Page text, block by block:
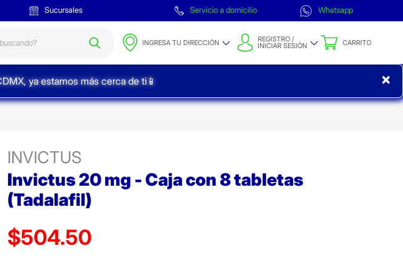
Sucursales Servicio a domicilio Whatsapp
INGRESA TU DIRECCIÓN REGISTRO /
INICIAR SESIÓN CARRITO
ya estamos más cerca de ti📱 ×
INVICTUS
Invictus 20 mg - Caja con 8 tabletas
(Tadalafil)
Precio reducido de
$504.50